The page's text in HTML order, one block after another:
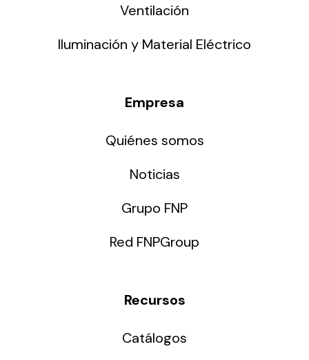
Ventilación
Iluminación y Material Eléctrico
Empresa
Quiénes somos
Noticias
Grupo FNP
Red FNPGroup
Recursos
Catálogos